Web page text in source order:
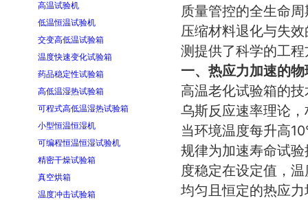
高温试验机
低温恒温试验机
交变高低温试验箱
温度快速变化试验箱
药品稳定性试验箱
高低温湿热试验箱
可程式高低温湿热试验箱
小型恒温恒湿机
可编程恒温恒湿试验机
精密干燥试验箱
真空烘箱
温度冲击试验箱
质量管控的全生命
压缩材料退化与失
测提供了科学的工程
一、热应力加速的
高温老化试验箱的
乌斯反应速率理论
当环境温度每升高
规律为加速寿命试
度稳定在设定值，
均匀且恒定的热应力